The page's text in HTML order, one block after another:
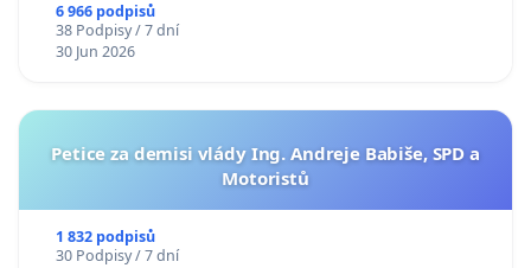
6 966 podpisů
38 Podpisy / 7 dní
30 Jun 2026
Petice za demisi vlády Ing. Andreje Babiše, SPD a
Motoristů
1 832 podpisů
30 Podpisy / 7 dní